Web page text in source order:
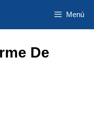
Menú
De